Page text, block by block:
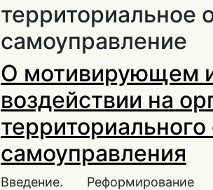
территориальное
самоуправление
О мотивирующем
воздействии на
самоуправления
Введение. Реформирование